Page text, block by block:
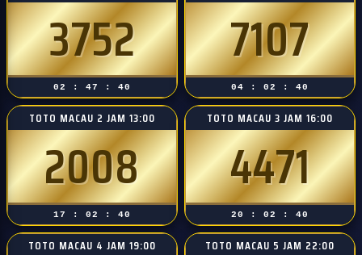
3752
02 : 47 : 39
7107
04 : 02 : 39
TOTO MACAU 2 JAM 13:00
2008
17 : 02 : 39
TOTO MACAU 3 JAM 16:00
4471
20 : 02 : 39
TOTO MACAU 4 JAM 19:00 TOTO MACAU 5 JAM 22:00